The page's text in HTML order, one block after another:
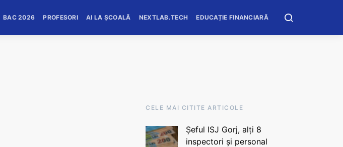
BAC 2026 PROFESORI AI LA ȘCOALĂ NEXTLAB.TECH EDUCAȚIE FINANCIARĂ
CELE MAI CITITE ARTICOLE
Șeful ISJ Gorj, alți 8
inspectori și personal